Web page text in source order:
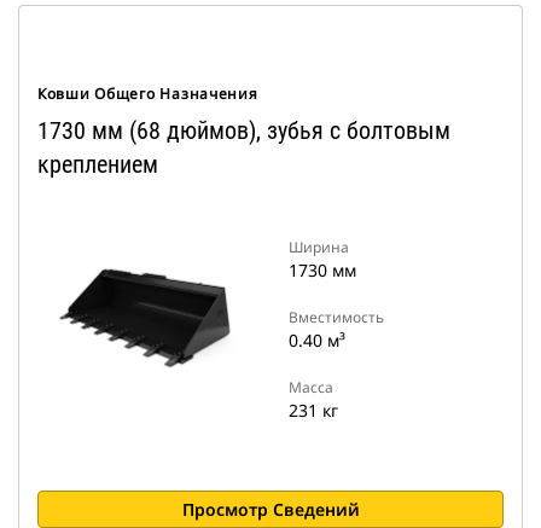
Ковши Общего Назначения
1730 мм (68 дюймов), зубья с болтовым
креплением
Ширина
1730 мм
Вместимость
0.40 м³
Масса
231 кг
Просмотр Сведений